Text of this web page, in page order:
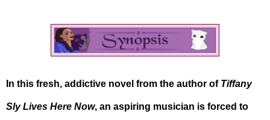
In this fresh, addictive novel from the author of Tiffany
Sly Lives Here Now, an aspiring musician is forced to